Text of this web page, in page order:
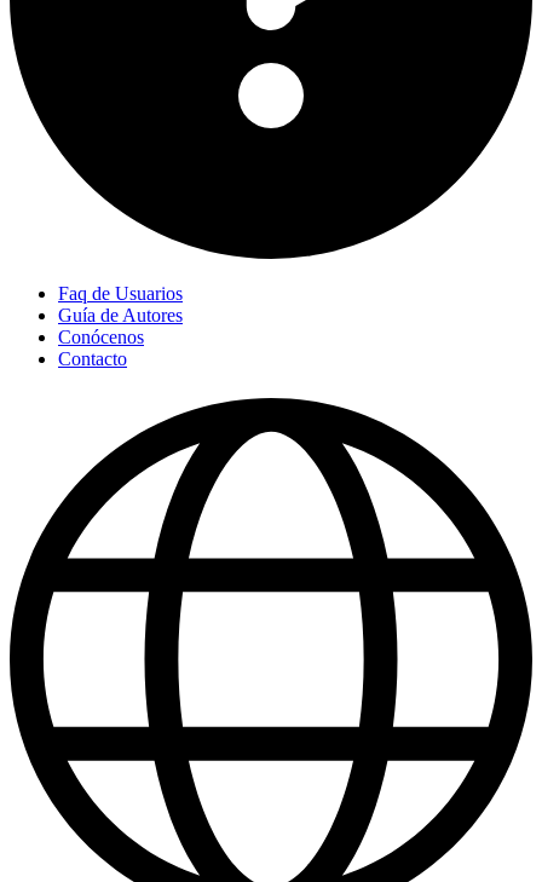
Faq de Usuarios
Guía de Autores
Conócenos
Contacto